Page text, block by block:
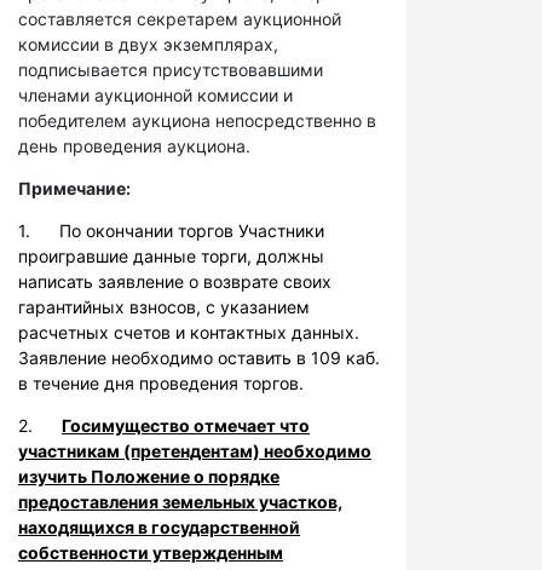
составляется секретарем аукционной
комиссии в двух экземплярах,
подписывается присутствовавшими
членами аукционной комиссии и
победителем аукциона непосредственно в
день проведения аукциона.
Примечание:
1. По окончании торгов Участники
проигравшие данные торги, должны
написать заявление о возврате своих
гарантийных взносов, с указанием
расчетных счетов и контактных данных.
Заявление необходимо оставить в 109 каб.
в течение дня проведения торгов.
2. Госимущество отмечает что
участникам (претендентам) необходимо
изучить Положение о порядке
предоставления земельных участков,
находящихся в государственной
собственности утвержденным